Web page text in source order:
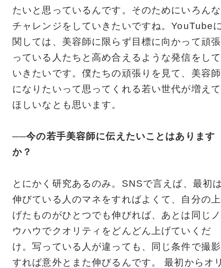
たいと思っているんです。そのためにいろんな
チャレンジをしていきたいですね。YouTube
関しては、美容師に限らず目標に向かって頑張
っている人たちと高め合えるような発信をして
いきたいです。僕たちの頑張りを見て、美容師
になりたいって思ってくれる若い世代が増えて
ほしいなとも思います。
──今の若手美容師に伝えたいことはあります
か？
とにかく研究あるのみ。SNSで言えば、最初
伸びている人のマネをすればよくて、自分の上
げたものがひとつでも伸びれば、あとは同じノ
ウハウでクオリティをどんどん上げていくだ
け。写っている人が違っても、同じ条件で撮影
すれば意外とまた伸びるんです。 最初からオ